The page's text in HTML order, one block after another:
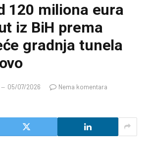
120 miliona eura
iz BiH prema
gradnja tunela
05/07/2026
Nema komentara